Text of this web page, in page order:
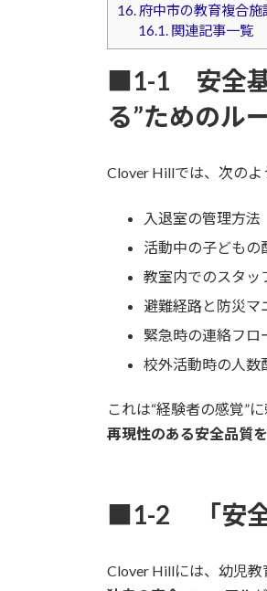
16. 府中市の教育複合
16.1.関連記事一覧
■1-1 安全基
る”ためのル
Clover Hillでは、次のよ
入退室の管理方法
活動中の子どもの
教室内でのスタッ
避難経路と防災マ
緊急時の連絡フロ
校外活動時の人数
これは“経験者の感覚”
再現性のある安全品質
■1-2 「安全
Clover Hillには、幼児